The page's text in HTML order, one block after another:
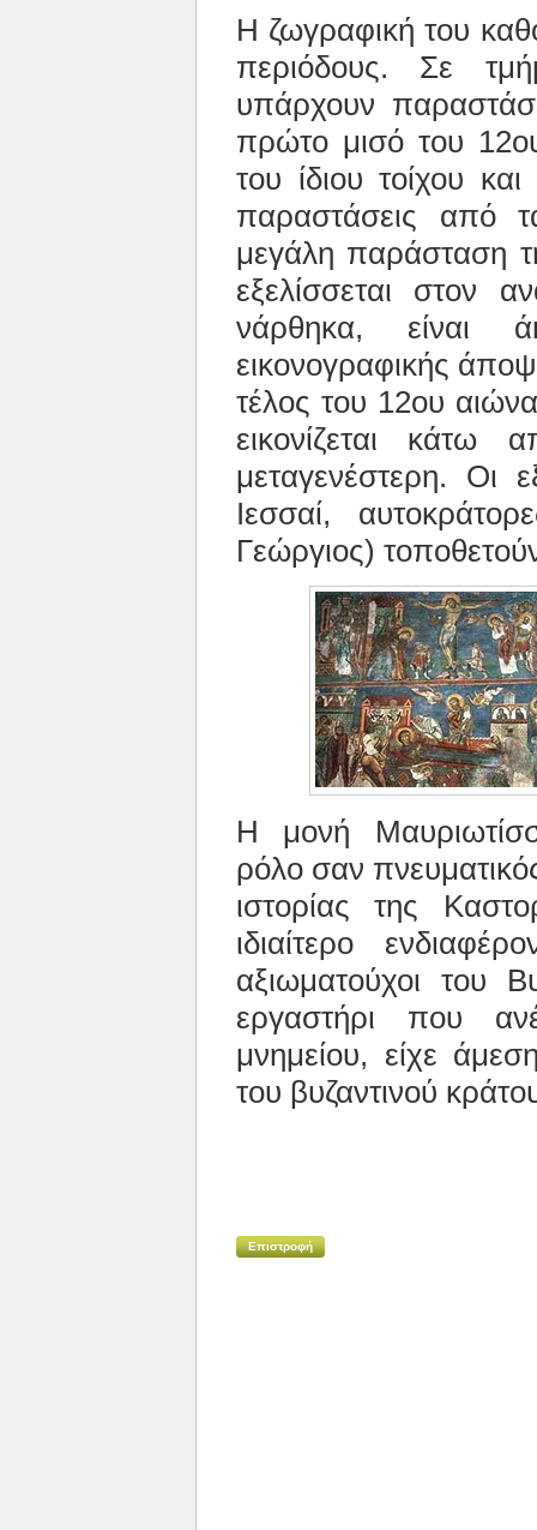
Η ζωγραφική του
περιόδους. Σε
υπάρχουν
πρώτο μισό του
του ίδιου τοίχου
παραστάσεις από
μεγάλη παράσταση
εξελίσσεται στον
νάρθηκα, είναι
εικονογραφικής
τέλος του 12ου
εικονίζεται κάτω
μεταγενέστερη. Οι
Ιεσσαί,
Γεώργιος)
Η μονή
ρόλο σαν
ιστορίας της
ιδιαίτερο
αξιωματούχοι του
εργαστήρι που
μνημείου, είχε
του βυζαντινού